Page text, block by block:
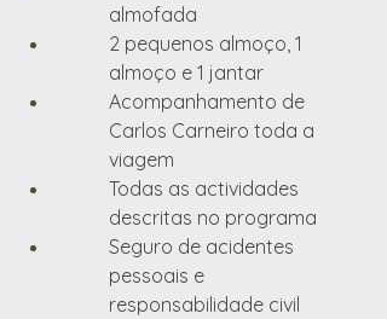
almofada
2 pequenos almoço, 1
almoço e 1 jantar
Acompanhamento de
Carlos Carneiro toda a
viagem
Todas as actividades
descritas no programa
Seguro de acidentes
pessoais e
responsabilidade civil